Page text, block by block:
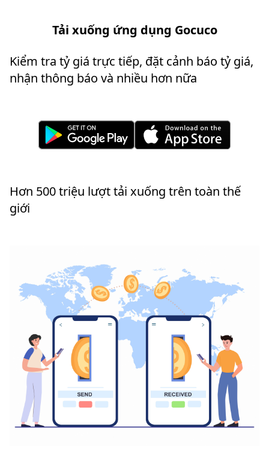
Tải xuống ứng dụng Gocuco
Kiểm tra tỷ giá trực tiếp, đặt cảnh báo tỷ giá,
nhận thông báo và nhiều hơn nữa
Hơn 500 triệu lượt tải xuống trên toàn thế
giới